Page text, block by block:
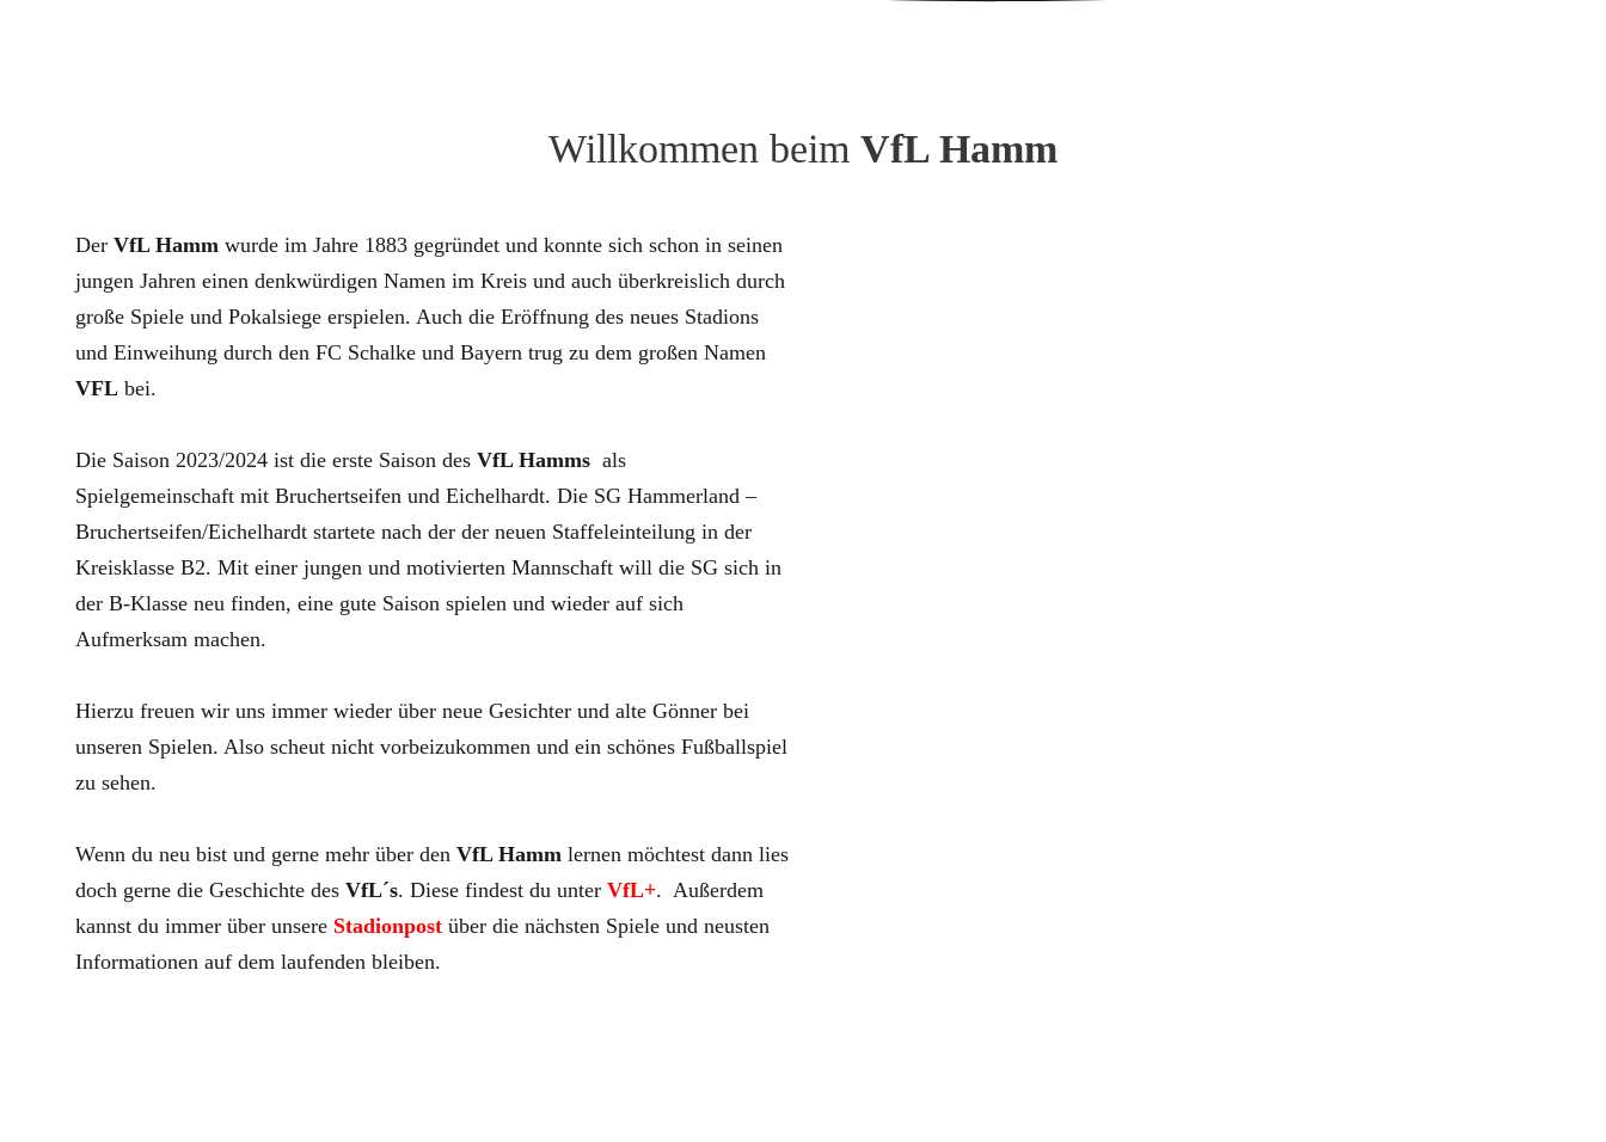
Willkommen beim VfL Hamm
Der VfL Hamm wurde im Jahre 1883 gegründet und konnte sich schon in seinen
jungen Jahren einen denkwürdigen Namen im Kreis und auch überkreislich durch
große Spiele und Pokalsiege erspielen. Auch die Eröffnung des neues Stadions
und Einweihung durch den FC Schalke und Bayern trug zu dem großen Namen
VFL bei.
Die Saison 2023/2024 ist die erste Saison des VfL Hamms als
Spielgemeinschaft mit Bruchertseifen und Eichelhardt. Die SG Hammerland –
Bruchertseifen/Eichelhardt startete nach der der neuen Staffeleinteilung in der
Kreisklasse B2. Mit einer jungen und motivierten Mannschaft will die SG sich in
der B-Klasse neu finden, eine gute Saison spielen und wieder auf sich
Aufmerksam machen.
Hierzu freuen wir uns immer wieder über neue Gesichter und alte Gönner bei
unseren Spielen. Also scheut nicht vorbeizukommen und ein schönes Fußballspiel
zu sehen.
Wenn du neu bist und gerne mehr über den VfL Hamm lernen möchtest dann lies
doch gerne die Geschichte des VfL´s. Diese findest du unter VfL+. Außerdem
kannst du immer über unsere Stadionpost über die nächsten Spiele und neusten
Informationen auf dem laufenden bleiben.